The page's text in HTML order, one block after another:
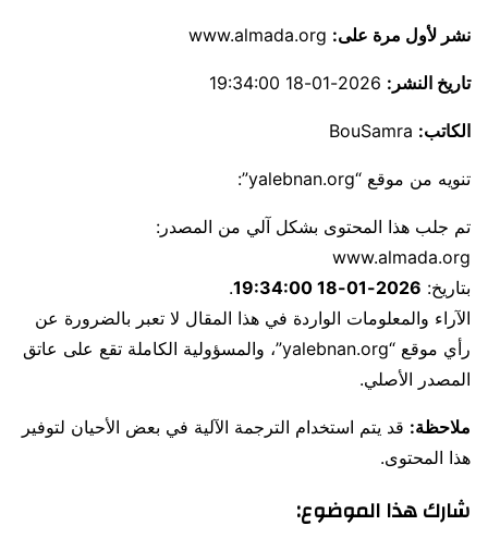
نشر لأول مرة على: www.almada.org
تاريخ النشر: 2026-01-18 19:34:00
الكاتب: BouSamra
تنويه من موقع “yalebnan.org”:
تم جلب هذا المحتوى بشكل آلي من المصدر:
www.almada.org
بتاريخ: 2026-01-18 19:34:00
.
الآراء والمعلومات الواردة في هذا المقال لا تعبر بالضرورة عن
رأي موقع “yalebnan.org”، والمسؤولية الكاملة تقع على عاتق
المصدر الأصلي.
ملاحظة: قد يتم استخدام الترجمة الآلية في بعض الأحيان لتوفير
هذا المحتوى.
شارك هذا الموضوع: